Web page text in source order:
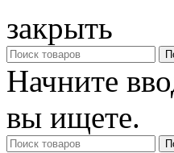
закрыть
Начните
вы ищете.